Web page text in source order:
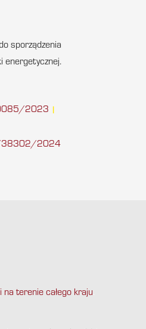
sporządzenia
energetycznej.
2023
38302/2024
terenie całego kraju